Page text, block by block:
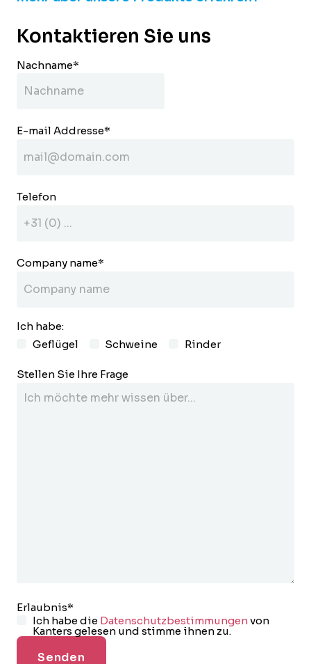
Kontaktieren Sie uns
Nachname*
E-mail Addresse*
Telefon
Company name*
Ich habe:
Geflügel
Schweine Rinder
Stellen Sie Ihre Frage
Erlaubnis*
Ich habe die Datenschutzbestimmungenvon
Kanters gelesen und stimme ihnen zu.